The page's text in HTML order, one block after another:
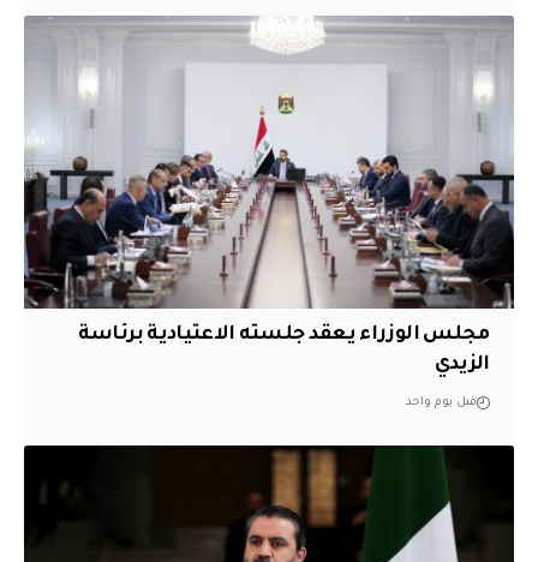
مجلس الوزراء يعقد جلسته الاعتيادية برئاسة
الزيدي
قبل يوم واحد